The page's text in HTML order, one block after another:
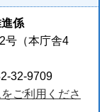
係
号（本庁舎4
32-9709
ご利用くださ